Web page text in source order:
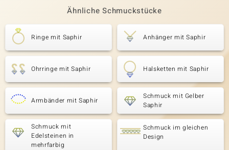
Ähnliche Schmuckstücke
Ringe mit Saphir Anhänger mit Saphir
Ohrringe mit Saphir Halsketten mit Saphir
Armbänder mit Saphir
Schmuck mit Gelber
Saphir
Schmuck mit
Edelsteinen in
mehrfarbig
Schmuck im gleichen
Design